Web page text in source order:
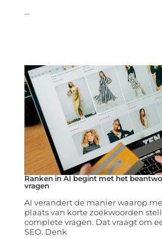
...
Ranken in AI begint met het
vragen
AI verandert de manier waarop
plaats van korte zoekwoorden
complete vragen. Dat vraagt om
SEO. Denk